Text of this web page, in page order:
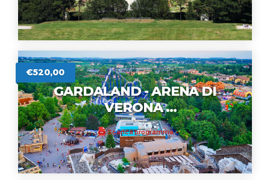
€520,00
GARDALAND - ARENA DI
VERONA
E
TOUR DEL LAGO DI GARDA
26 - 30 Agosto 2026
PDF Scarica programma